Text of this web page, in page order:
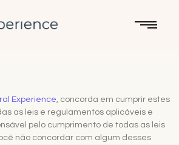
Experience , concorda em cumprir estes
as leis e regulamentos aplicáveis ​​e
pelo cumprimento de todas as leis
não concordar com algum desses